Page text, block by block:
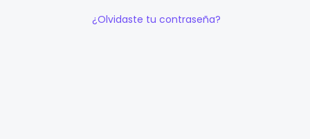
¿Olvidaste tu contraseña?